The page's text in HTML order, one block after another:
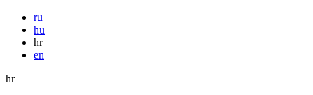
ru
hu
hr
en
hr